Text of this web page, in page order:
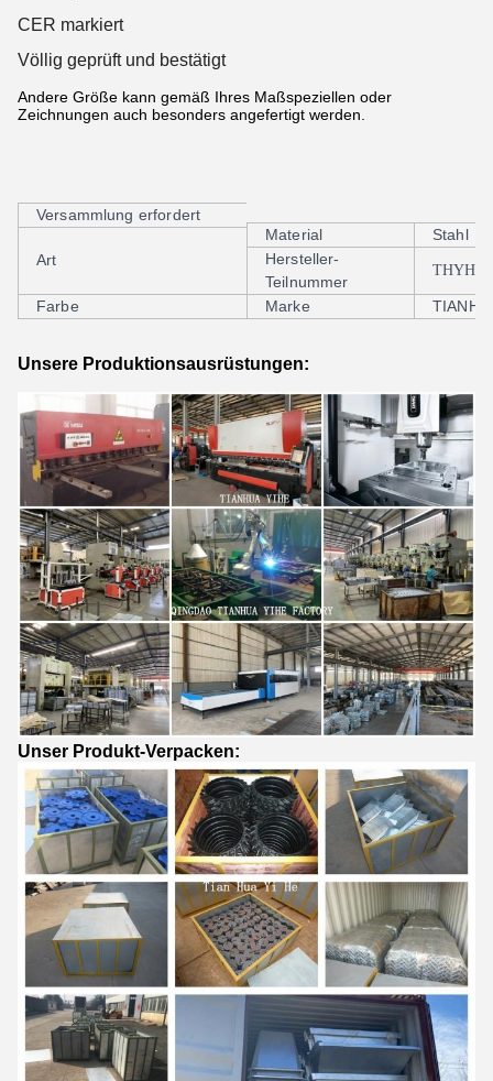
CER markiert
Völlig geprüft und bestätigt
Andere Größe kann gemäß Ihres Maßspeziellen oder
Zeichnungen auch besonders angefertigt werden.
Versammlung erfordert
Art
GABELSTAPLER-
HEBEMASCHINEN-
SCHWENKER-HAKEN
Farbe Oriange
Material
Stahl
Hersteller-
Teilnummer
THYH-
Marke
Unsere Produktionsausrüstungen:
Unser Produkt-Verpacken: